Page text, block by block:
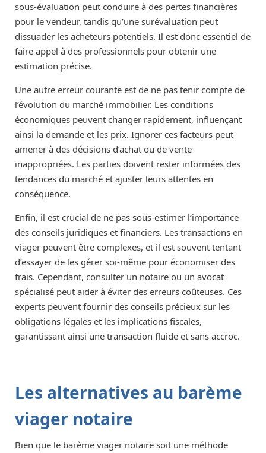
sous-évaluation peut conduire à des pertes financières
pour le vendeur, tandis qu’une surévaluation peut
dissuader les acheteurs potentiels. Il est donc essentiel de
faire appel à des professionnels pour obtenir une
estimation précise.
Une autre erreur courante est de ne pas tenir compte de
l’évolution du marché immobilier. Les conditions
économiques peuvent changer rapidement, influençant
ainsi la demande et les prix. Ignorer ces facteurs peut
amener à des décisions d’achat ou de vente
inappropriées. Les parties doivent rester informées des
tendances du marché et ajuster leurs attentes en
conséquence.
Enfin, il est crucial de ne pas sous-estimer l’importance
des conseils juridiques et financiers. Les transactions en
viager peuvent être complexes, et il est souvent tentant
d’essayer de les gérer soi-même pour économiser des
frais. Cependant, consulter un notaire ou un avocat
spécialisé peut aider à éviter des erreurs coûteuses. Ces
experts peuvent fournir des conseils précieux sur les
obligations légales et les implications fiscales,
garantissant ainsi une transaction fluide et sans accroc.
Les alternatives au barème
viager notaire
Bien que le barème viager notaire soit une méthode